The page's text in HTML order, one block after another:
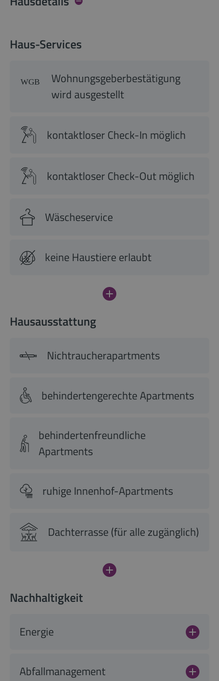
Haus-Services
Wohnungsgeberbestätigung
wird ausgestellt
kontaktloser Check-In möglich
kontaktloser Check-Out möglich
Wäscheservice
keine Haustiere erlaubt
Hausausstattung
Nichtraucherapartments
behindertengerechte Apartments
behindertenfreundliche
Apartments
ruhige Innenhof-Apartments
Dachterrasse (für alle zugänglich)
Nachhaltigkeit
Energie
Abfallmanagement